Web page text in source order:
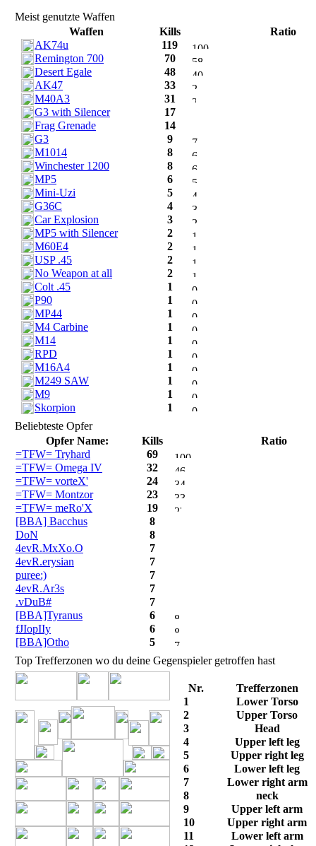
Meist genutzte Waffen
Waffen
Kills
Ratio
AK74u
119
Remington 700
70
Desert Egale
48
AK47
33
M40A3
31
G3 with Silencer
17
Frag Grenade
14
G3
9
M1014
8
Winchester 1200
8
MP5
6
Mini-Uzi
5
G36C
4
Car Explosion
3
MP5 with Silencer
2
M60E4
2
USP .45
2
No Weapon at all
2
Colt .45
1
P90
1
MP44
1
M4 Carbine
1
M14
1
RPD
1
M16A4
1
M249 SAW
1
M9
1
Skorpion
1
Beliebteste Opfer
Opfer Name:
Kills
Ratio
=TFW= Tryhard
69
=TFW= Omega IV
32
=TFW= vorteX'
24
=TFW= Montzor
23
=TFW= meRo'X
19
[BBA] Bacchus
8
DoN
8
4evR.MxXo.O
7
4evR.erysian
7
puree:)
7
4evR.Ar3s
7
.vDuB#
7
[BBA]Tyranus
6
fJIopIIy
6
[BBA]Otho
5
Top Trefferzonen wo du deine Gegenspieler getroffen hast
Nr.
Trefferzonen
1
Lower Torso
2
Upper Torso
3
Head
4
Upper left leg
5
Upper right leg
6
Lower left leg
7
Lower right arm
8
neck
9
Upper left arm
10
Upper right arm
11
Lower left arm